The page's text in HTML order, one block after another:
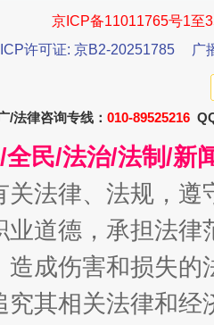
今
京ICP备11011765号1至
ICP许可证: 京B2-20251785
广
/法律咨询专线： 010-89525216
民/法治/法制/新
关法律、法规，
业道德，承担法
造成伤害和损失
究其相关法律和